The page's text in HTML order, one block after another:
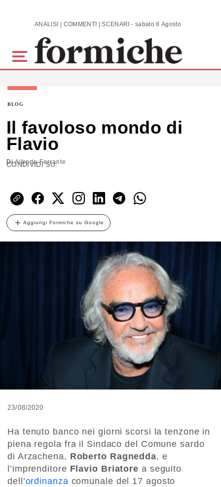
Skip to main content ANALISI | COMMENTI | SCENARI - sabato 8 Agosto 2026
BLOG
Il favoloso mondo di
Flavio
DiAlfredo Ferrante
CONDIVIDI SU:
Aggiungi Formiche su Google
23/08/2020
Ha tenuto banco nei giorni scorsi la tenzone in
piena regola fra il Sindaco del Comune sardo
di Arzachena, Roberto Ragnedda, e
l’imprenditore Flavio Briatore a seguito
dell’ordinanza comunale del 17 agosto